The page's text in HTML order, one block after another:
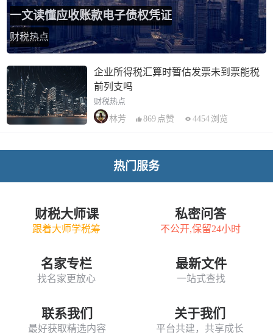
一文读懂应收账款电子债权凭证
财税热点
企业所得税汇算时暂估发票未到票能税
前列支吗
财税热点
林芳
869 点赞 4454 浏览
热门服务
财税大师课
跟着大师学税筹
私密问答
不公开,保留24小时
名家专栏
找名家更放心
最新文件
一站式查找
联系我们
最好获取精选内容
关于我们
平台共建，共享成长